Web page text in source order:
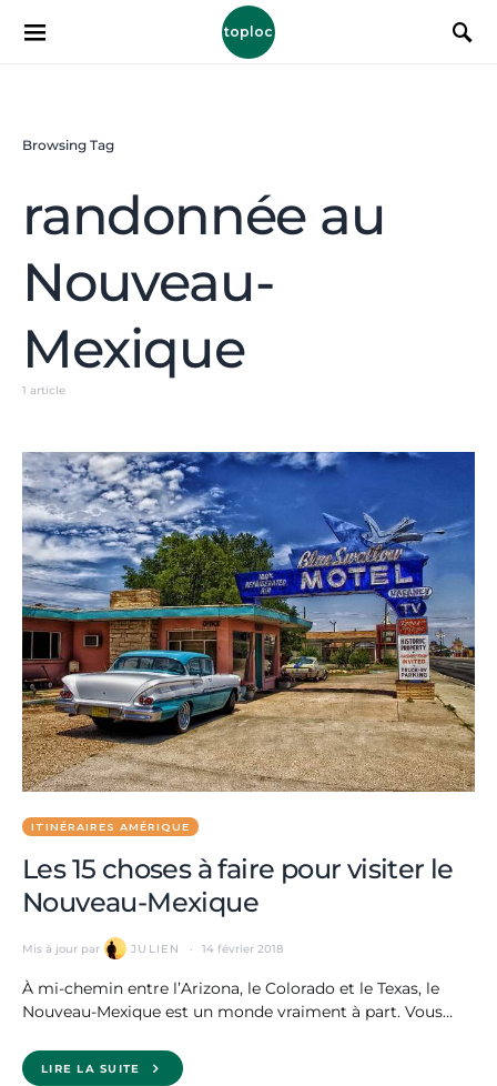
toploc
Browsing Tag
randonnée au
Nouveau-
Mexique
1 article
ITINÉRAIRES AMÉRIQUE
Les 15 choses à faire pour visiter le
Nouveau-Mexique
Mis à jour par JULIEN 14 février 2018
À mi-chemin entre l’Arizona, le Colorado et le Texas, le
Nouveau-Mexique est un monde vraiment à part. Vous…
LIRE LA SUITE